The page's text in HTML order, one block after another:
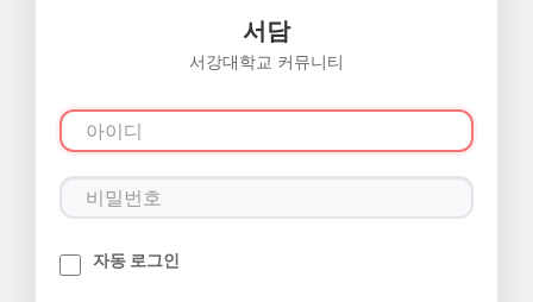
서담
서강대학교 커뮤니티
자동 로그인